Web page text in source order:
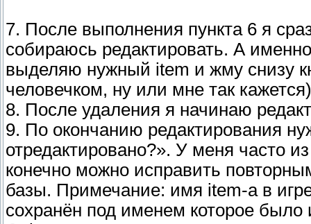
7. После выполнения пункта 6 я
собираюсь редактировать. А
выделяю нужный item и жму снизу
человечком, ну или мне так кажется)
8. После удаления я начинаю
9. По окончанию редактирования
отредактировано?». У меня часто
конечно можно исправить
базы. Примечание: имя item-а в
сохранён под именем которое